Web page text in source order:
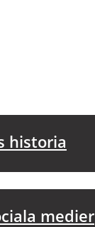
historia
medier